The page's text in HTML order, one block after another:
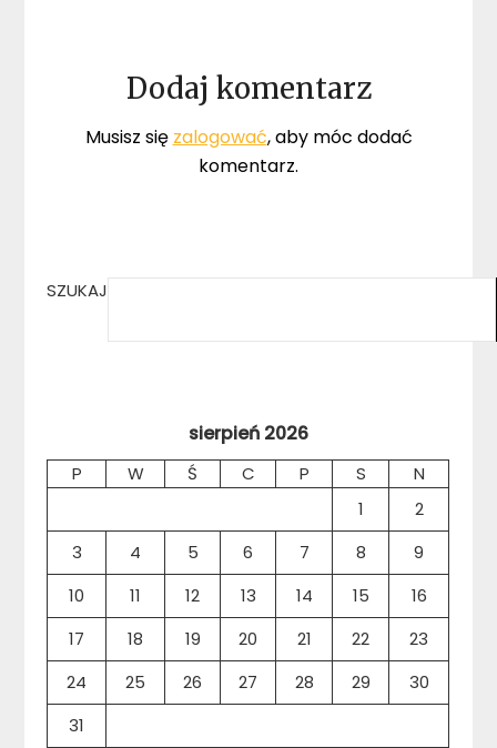
Dodaj komentarz
Musisz się zalogować, aby móc dodać
komentarz.
SZUKAJ
sierpień 2026
P W Ś C P S
N
1
2
3
4 5 6 7 8
9
10
11 12 13 14 15
16
17
18 19 20 21 22
23
24
25 26 27 28 29
30
31